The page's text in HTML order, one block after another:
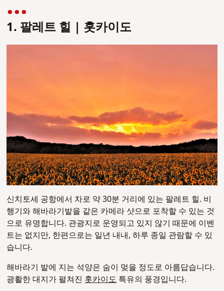
1. 팔레트 힐 | 홋카이도
신치토세 공항에서 차로 약 30분 거리에 있는 팔레트 힐. 비
행기와 해바라기밭을 같은 카메라 샷으로 포착할 수 있는 것
으로 유명합니다. 관광지로 운영되고 있지 않기 때문에 이벤
트는 없지만, 한편으로는 일년 내내, 하루 종일 관람할 수 있
습니다.
해바라기 밭에 지는 석양은 숨이 멎을 정도로 아름답습니다.
광활한 대지가 펼쳐진홋카이도특유의 풍경입니다.